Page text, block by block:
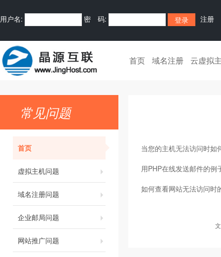
用户名: 密 码: 注册
首页 域名注册 云虚拟
常见问题
首页
虚拟主机问题
域名注册问题
企业邮局问题
网站推广问题
当您的主机无法访问时如
用PHP在线发送邮件的例
如何查看网站无法访问时